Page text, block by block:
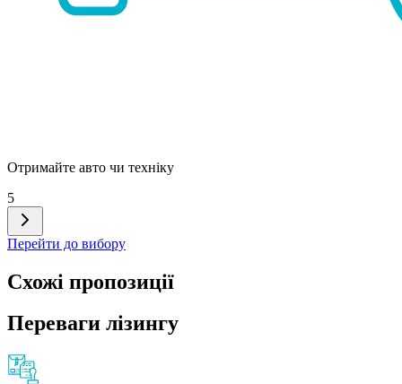
Отримайте авто чи техніку
5
Перейти до вибору
Схожі пропозиції
Переваги лізингу